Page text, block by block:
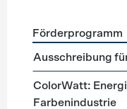
Förderprogramme
Förderprogramm
Ausschreibung
ColorWatt:
Farbenindustrie